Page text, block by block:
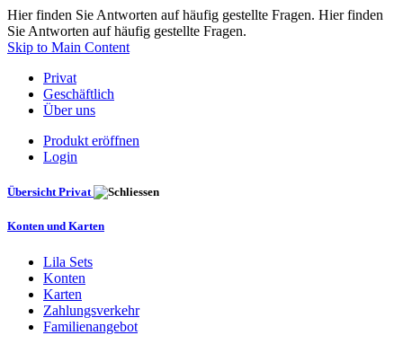
Hier finden Sie Antworten auf häufig gestellte Fragen. Hier finden
Sie Antworten auf häufig gestellte Fragen.
Skip to Main Content
Privat
Geschäftlich
Über uns
Produkt eröffnen
Login
Übersicht Privat
Konten und Karten
Lila Sets
Konten
Karten
Zahlungsverkehr
Familienangebot